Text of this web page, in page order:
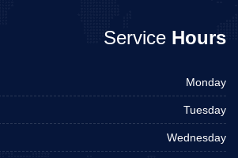
Service Hours
Monday
Tuesday
Wednesday